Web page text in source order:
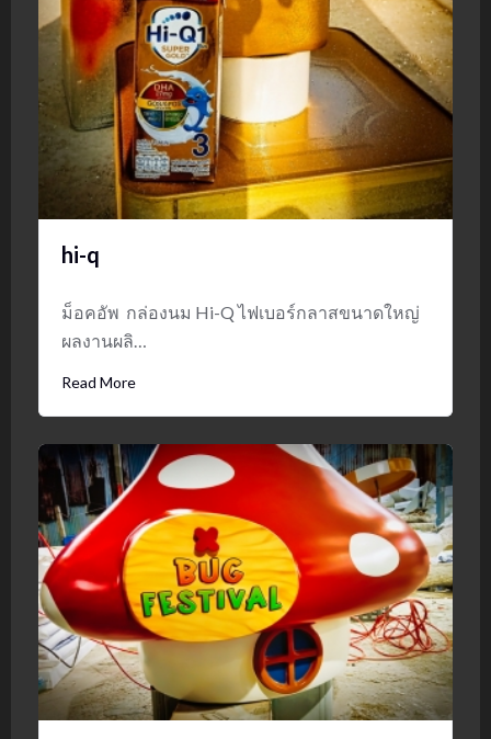
hi-q
ม็อคอัพ กล่องนม Hi-Q ไฟเบอร์กลาสขนาดใหญ่
ผลงานผลิ…
Read More